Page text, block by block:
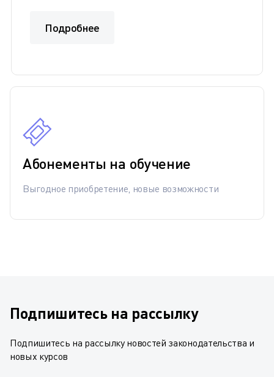
Подробнее
Абонементы на обучение
Выгодное приобретение, новые возможности
Подпишитесь на рассылку
Подпишитесь на рассылку новостей законодательства и
новых курсов